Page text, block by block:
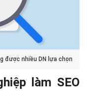
được nhiều DN lựa chọn
làm SEO